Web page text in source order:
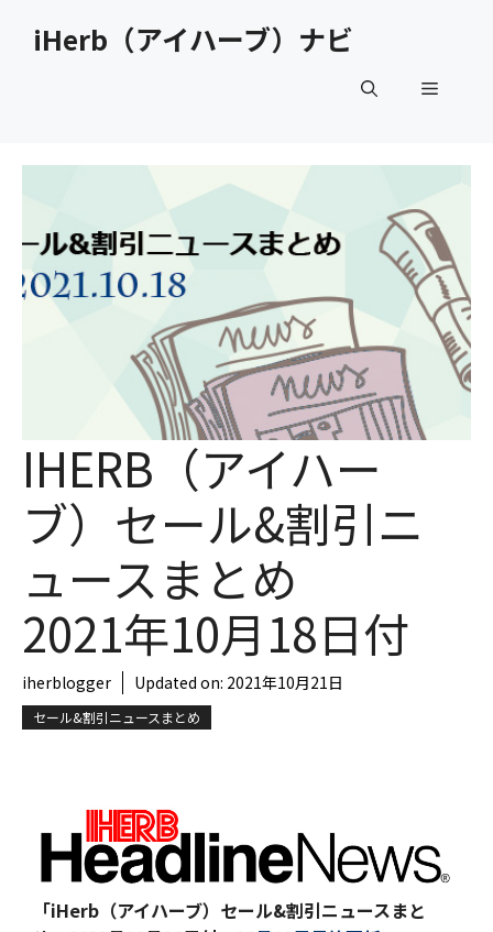
iHerb（アイハーブ）ナビ
メ
ー
IHERB（アイハー
ブ）セール&割引ニ
ュースまとめ
2021年10月18日付
iherblogger Updated on: 2021年10月21日
セール&割引ニュースまとめ
「iHerb（アイハーブ）セール&割引ニュースまと